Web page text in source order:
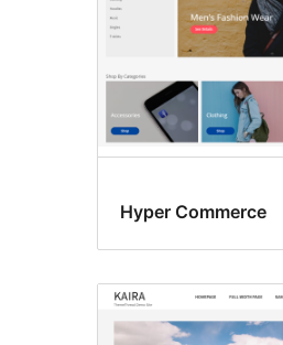
Hyper Commerce